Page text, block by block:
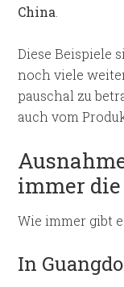
China
Diese Beispiele
noch viele
pauschal zu
auch vom
immer die
Wie immer gibt
In